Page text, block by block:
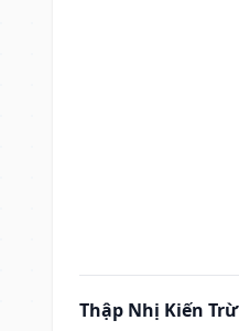
Thập Nhị Kiến Trừ